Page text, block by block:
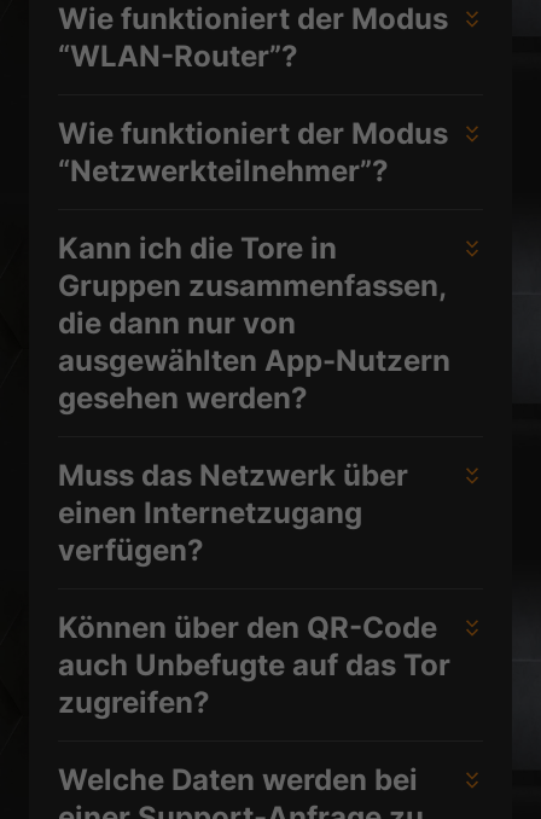
Wie funktioniert der Modus
“WLAN-Router”?
Wie funktioniert der Modus
“Netzwerkteilnehmer”?
Kann ich die Tore in
Gruppen zusammenfassen,
die dann nur von
ausgewählten App-Nutzern
gesehen werden?
Muss das Netzwerk über
einen Internetzugang
verfügen?
Können über den QR-Code
auch Unbefugte auf das Tor
zugreifen?
Welche Daten werden bei